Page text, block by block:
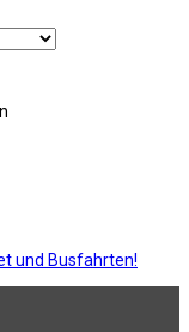
und Busfahrten!